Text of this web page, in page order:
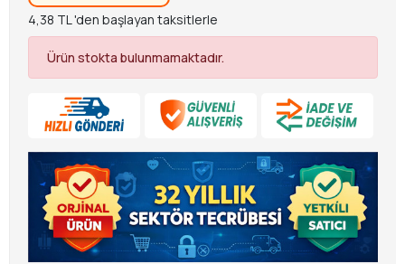
4,38 TL 'den başlayan taksitlerle
Ürün stokta bulunmamaktadır.